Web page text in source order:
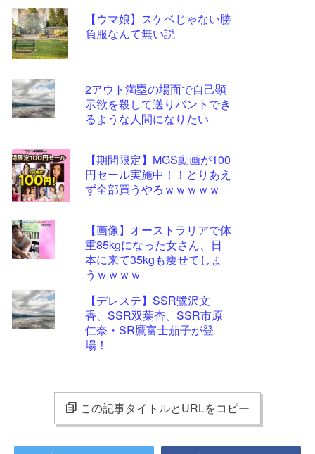
【ウマ娘】スケベじゃない勝
負服なんて無い説
2アウト満塁の場面で自己顕
示欲を殺して送りバントでき
るような人間になりたい
【期間限定】MGS動画が100
円セール実施中！！とりあえ
ず全部買うやろｗｗｗｗｗ
【画像】オーストラリアで体
重85kgになった女さん、日
本に来て35kgも痩せてしま
うｗｗｗｗ
【デレステ】SSR鷺沢文
香、SSR双葉杏、SSR市原
仁奈・SR鷹富士茄子が登
場！
この記事タイトルとURLをコピー